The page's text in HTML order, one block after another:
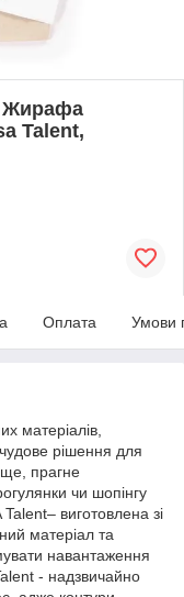
Жирафа
Talent,
Оплата Умови
матеріалів,
рішення для
прагне
чи шопінгу
виготовлена зі
матеріал та
навантаження
- надзвичайно